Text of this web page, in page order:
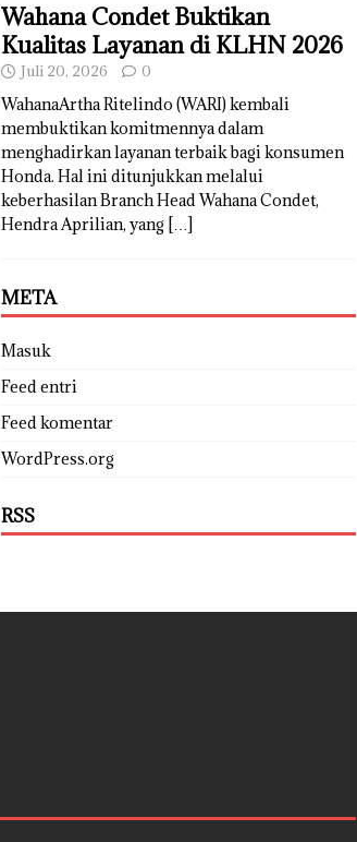
Wahana Condet Buktikan
Kualitas Layanan di KLHN 2026
Juli 20, 2026 0
WahanaArtha Ritelindo (WARI) kembali
membuktikan komitmennya dalam
menghadirkan layanan terbaik bagi konsumen
Honda. Hal ini ditunjukkan melalui
keberhasilan Branch Head Wahana Condet,
Hendra Aprilian, yang […]
META
Masuk
Feed entri
Feed komentar
WordPress.org
RSS